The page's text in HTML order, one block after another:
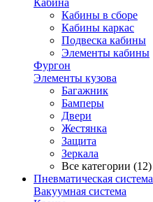
Кабина
Кабины в сборе
Кабины каркас
Подвеска кабины
Элементы кабины
Фургон
Элементы кузова
Багажник
Бамперы
Двери
Жестянка
Защита
Зеркала
Все категории (12)
Пневматическая система
Вакуумная система